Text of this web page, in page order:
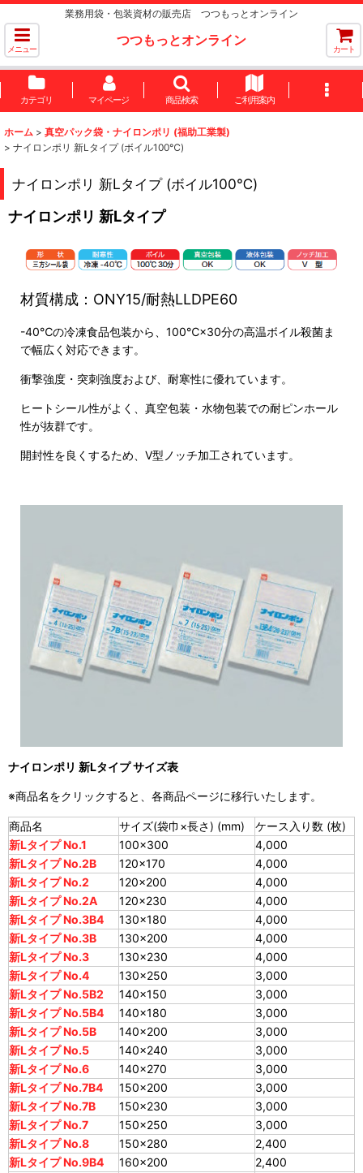
業務用袋・包装資材の販売店 つつもっとオンライン
メニュー
つつもっとオンライン
カート
カテゴリ マイページ 商品検索 ご利用案内
ホーム > 真空パック袋・ナイロンポリ (福助工業製)
> ナイロンポリ 新Lタイプ (ボイル100℃)
ナイロンポリ 新Lタイプ (ボイル100℃)
ナイロンポリ 新Lタイプ
材質構成：ONY15/耐熱LLDPE60
-40℃の冷凍食品包装から、100℃×30分の高温ボイル殺菌ま
で幅広く対応できます。
衝撃強度・突刺強度および、耐寒性に優れています。
ヒートシール性がよく、真空包装・水物包装での耐ピンホール
性が抜群です。
開封性を良くするため、V型ノッチ加工されています。
ナイロンポリ 新Lタイプ サイズ表
※商品名をクリックすると、各商品ページに移行いたします。
商品名 サイズ(袋巾×長さ) (mm)
ケース入り数 (枚)
新Lタイプ No.1
100×300
4,000
新Lタイプ No.2B
120×170
4,000
新Lタイプ No.2
120×200
4,000
新Lタイプ No.2A
120×230
4,000
新Lタイプ No.3B4
130×180
4,000
新Lタイプ No.3B
130×200
4,000
新Lタイプ No.3
130×230
4,000
新Lタイプ No.4
130×250
3,000
新Lタイプ No.5B2
140×150
3,000
新Lタイプ No.5B4
140×180
3,000
新Lタイプ No.5B
140×200
3,000
新Lタイプ No.5
140×240
3,000
新Lタイプ No.6
140×270
3,000
新Lタイプ No.7B4
150×200
3,000
新Lタイプ No.7B
150×230
3,000
新Lタイプ No.7
150×250
3,000
新Lタイプ No.8
150×280
2,400
新Lタイプ No.9B4
160×200
2,400